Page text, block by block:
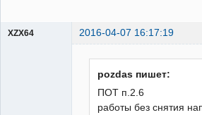
XZX64 2016-04-07 16:17:19
pozdas пишет:
ПОТ п.2.6
работы без снятия